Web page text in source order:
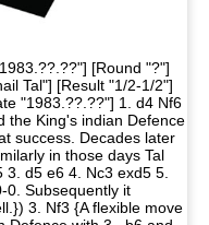
[Round "?"]
Tal"] [Result "1/2-1/2"]
"1983.??.??"] 1. d4 Nf6
the King's indian Defence
success. Decades later
in those days Tal
d5 e6 4. Nc3 exd5 5.
0. Subsequently it
3. Nf3 {A flexible move